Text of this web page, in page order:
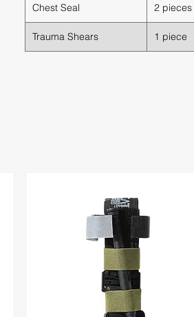
Chest Seal 2 pieces
Trauma Shears 1 piece